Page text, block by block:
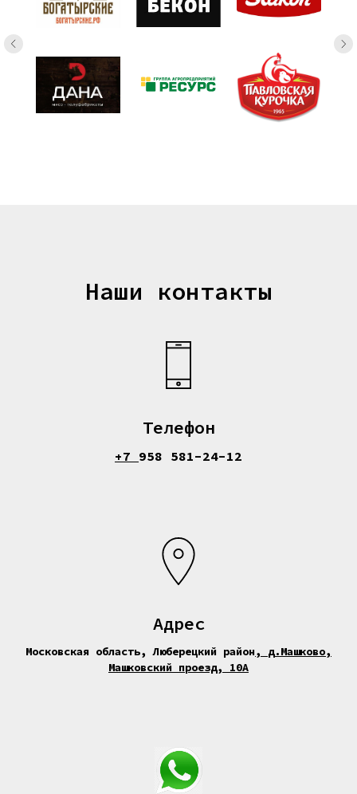
Наши контакты
Телефон
+7 958 581-24-12
Адрес
Московская область, Люберецкий район, д.Машково,
Машковский проезд, 10А